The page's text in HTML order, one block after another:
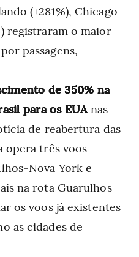
(+281%), Chicago
registraram o maior
passagens,
de 350% na
para os EUAnas
de reabertura das
opera três voos
Nova York e
na rota Guarulhos-
os voos já existentes
as cidades de